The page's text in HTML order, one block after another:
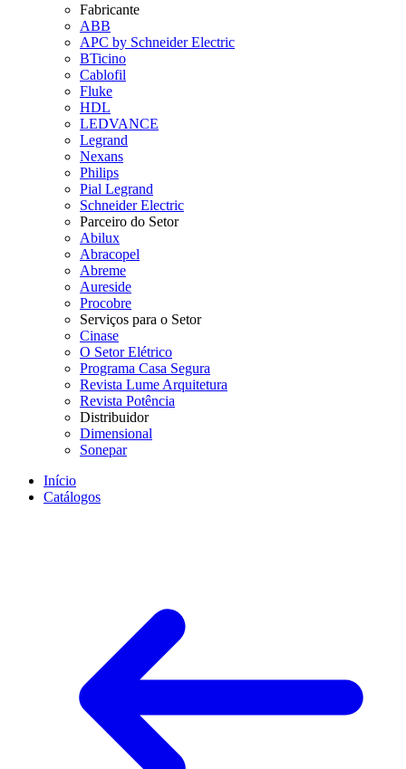
Fabricante
ABB
APC by Schneider Electric
BTicino
Cablofil
Fluke
HDL
LEDVANCE
Legrand
Nexans
Philips
Pial Legrand
Schneider Electric
Parceiro do Setor
Abilux
Abracopel
Abreme
Aureside
Procobre
Serviços para o Setor
Cinase
O Setor Elétrico
Programa Casa Segura
Revista Lume Arquitetura
Revista Potência
Distribuidor
Dimensional
Sonepar
Início
Catálogos